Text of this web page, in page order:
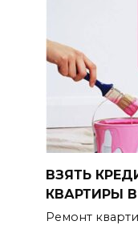
ВЗЯТЬ
КВАРТИРЫ
Ремонт